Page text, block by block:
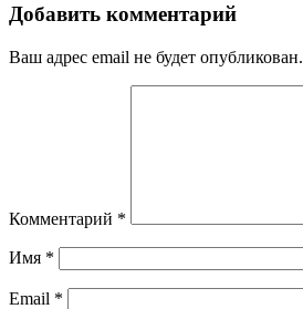
Добавить комментарий
Ваш адрес email не будет опубликован.
Комментарий *
Имя *
Email *